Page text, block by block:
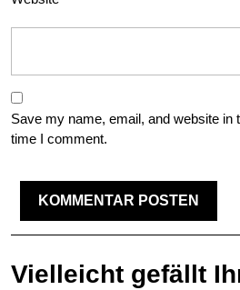
Save my name, email, and website in
time I comment.
Vielleicht gefällt